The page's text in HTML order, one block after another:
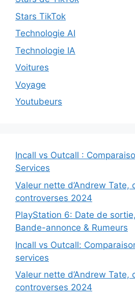
Stars TikTok
Technologie AI
Technologie IA
Voitures
Voyage
Youtubeurs
Incall vs Outcall :
Services
Valeur nette d’Andrew Tate,
controverses 2024
PlayStation 6: Date de
Bande-annonce & Rumeurs
Incall vs Outcall:
services
Valeur nette d’Andrew Tate,
controverses 2024